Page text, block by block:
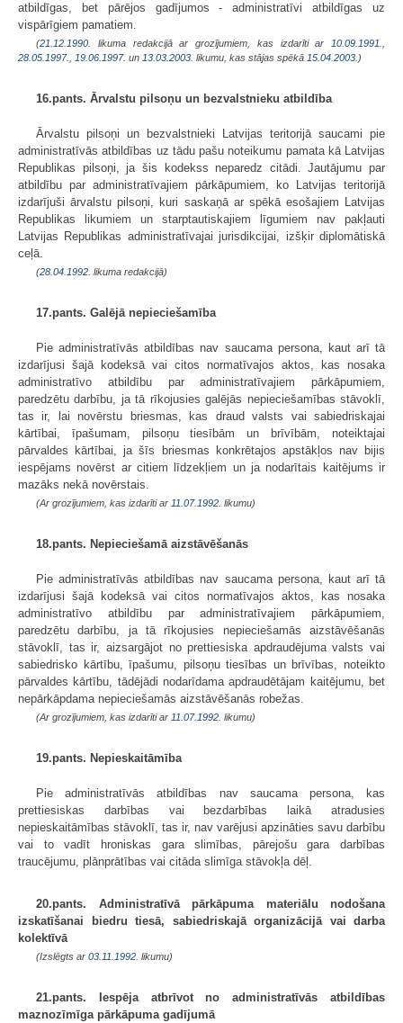
atbildīgas, bet pārējos gadījumos - administratīvi atbildīgas uz
vispārīgiem pamatiem.
(21.12.1990 . likuma redakcijā ar grozījumiem, kas izdarīti ar 10.09.1991.
28.05.1997.
19.06.1997. un 13.03.2003 . likumu, kas stājas spēkā 15.04.2003. )
16.pants. Ārvalstu pilsoņu un bezvalstnieku atbildība
Ārvalstu pilsoņi un bezvalstnieki Latvijas teritorijā saucami pie
administratīvās atbildības uz tādu pašu noteikumu pamata kā Latvijas
Republikas pilsoņi, ja šis kodekss neparedz citādi. Jautājumu par
atbildību par administratīvajiem pārkāpumiem, ko Latvijas teritorijā
izdarījuši ārvalstu pilsoņi, kuri saskaņā ar spēkā esošajiem Latvijas
Republikas likumiem un starptautiskajiem līgumiem nav pakļauti
Latvijas Republikas administratīvajai jurisdikcijai, izšķir diplomātiskā
ceļā.
(28.04.1992 . likuma redakcijā)
17.pants. Galējā nepieciešamība
Pie administratīvās atbildības nav saucama persona, kaut arī tā
izdarījusi šajā kodeksā vai citos normatīvajos aktos, kas nosaka
administratīvo atbildību par administratīvajiem pārkāpumiem,
paredzētu darbību, ja tā rīkojusies galējās nepieciešamības stāvoklī,
tas ir, lai novērstu briesmas, kas draud valsts vai sabiedriskajai
kārtībai, īpašumam, pilsoņu tiesībām un brīvībām, noteiktajai
pārvaldes kārtībai, ja šīs briesmas konkrētajos apstākļos nav bijis
iespējams novērst ar citiem līdzekļiem un ja nodarītais kaitējums ir
mazāks nekā novērstais.
(Ar grozījumiem, kas izdarīti ar 11.07.1992 . likumu)
18.pants. Nepieciešamā aizstāvēšanās
Pie administratīvās atbildības nav saucama persona, kaut arī tā
izdarījusi šajā kodeksā vai citos normatīvajos aktos, kas nosaka
administratīvo atbildību par administratīvajiem pārkāpumiem,
paredzētu darbību, ja tā rīkojusies nepieciešamās aizstāvēšanās
stāvoklī, tas ir, aizsargājot no prettiesiska apdraudējuma valsts vai
sabiedrisko kārtību, īpašumu, pilsoņu tiesības un brīvības, noteikto
pārvaldes kārtību, tādējādi nodarīdama apdraudētājam kaitējumu, bet
nepārkāpdama nepieciešamās aizstāvēšanās robežas.
(Ar grozījumiem, kas izdarīti ar 11.07.1992 . likumu)
19.pants. Nepieskaitāmība
Pie administratīvās atbildības nav saucama persona, kas
prettiesiskas darbības vai bezdarbības laikā atradusies
nepieskaitāmības stāvoklī, tas ir, nav varējusi apzināties savu darbību
vai to vadīt hroniskas gara slimības, pārejošu gara darbības
traucējumu, plānprātības vai citāda slimīga stāvokļa dēļ.
20.pants. Administratīvā pārkāpuma materiālu nodošana
izskatīšanai biedru tiesā, sabiedriskajā organizācijā vai darba
kolektīvā
(Izslēgts ar 03.11.1992 . likumu)
21.pants. Iespēja atbrīvot no administratīvās atbildības
maznozīmīga pārkāpuma gadījumā